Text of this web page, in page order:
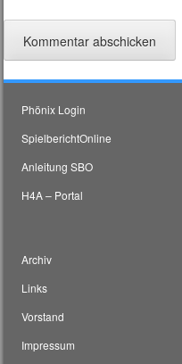
Phönix Login
SpielberichtOnline
Anleitung SBO
H4A – Portal
Archiv
Links
Vorstand
Impressum